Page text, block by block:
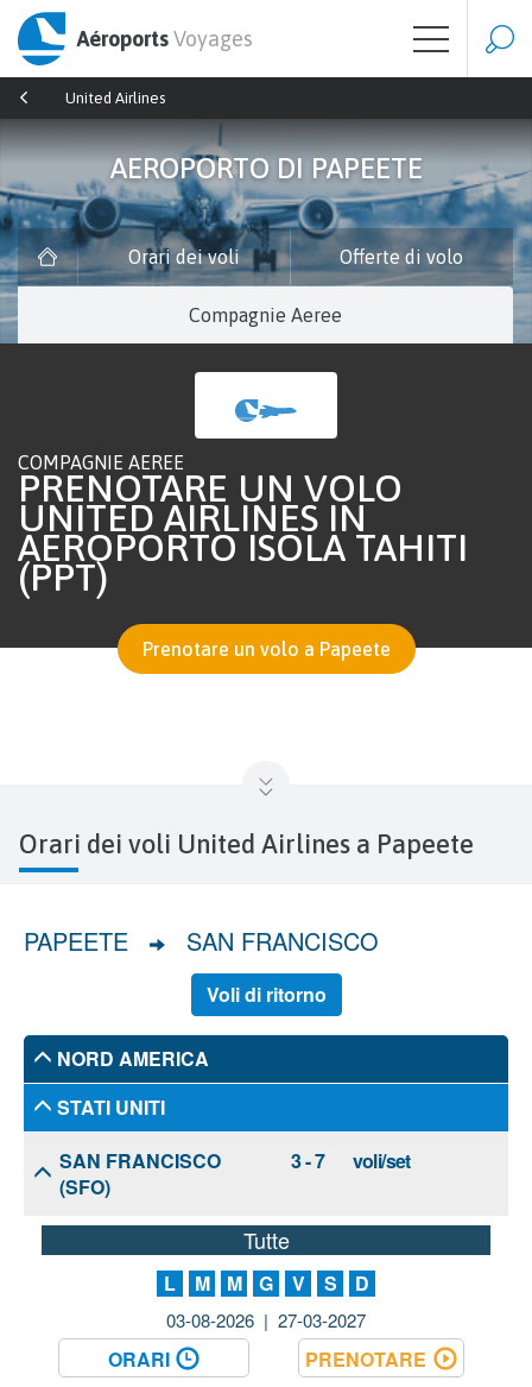
AéroportsVoyages
United Airlines
AEROPORTO DI PAPEETE
Orari dei voli Offerte di volo
Compagnie Aeree
COMPAGNIE AEREE
PRENOTARE UN VOLO
UNITED AIRLINES IN
AEROPORTO ISOLA TAHITI
(PPT)
Prenotare un volo a Papeete
Orari dei voli United Airlines a Papeete